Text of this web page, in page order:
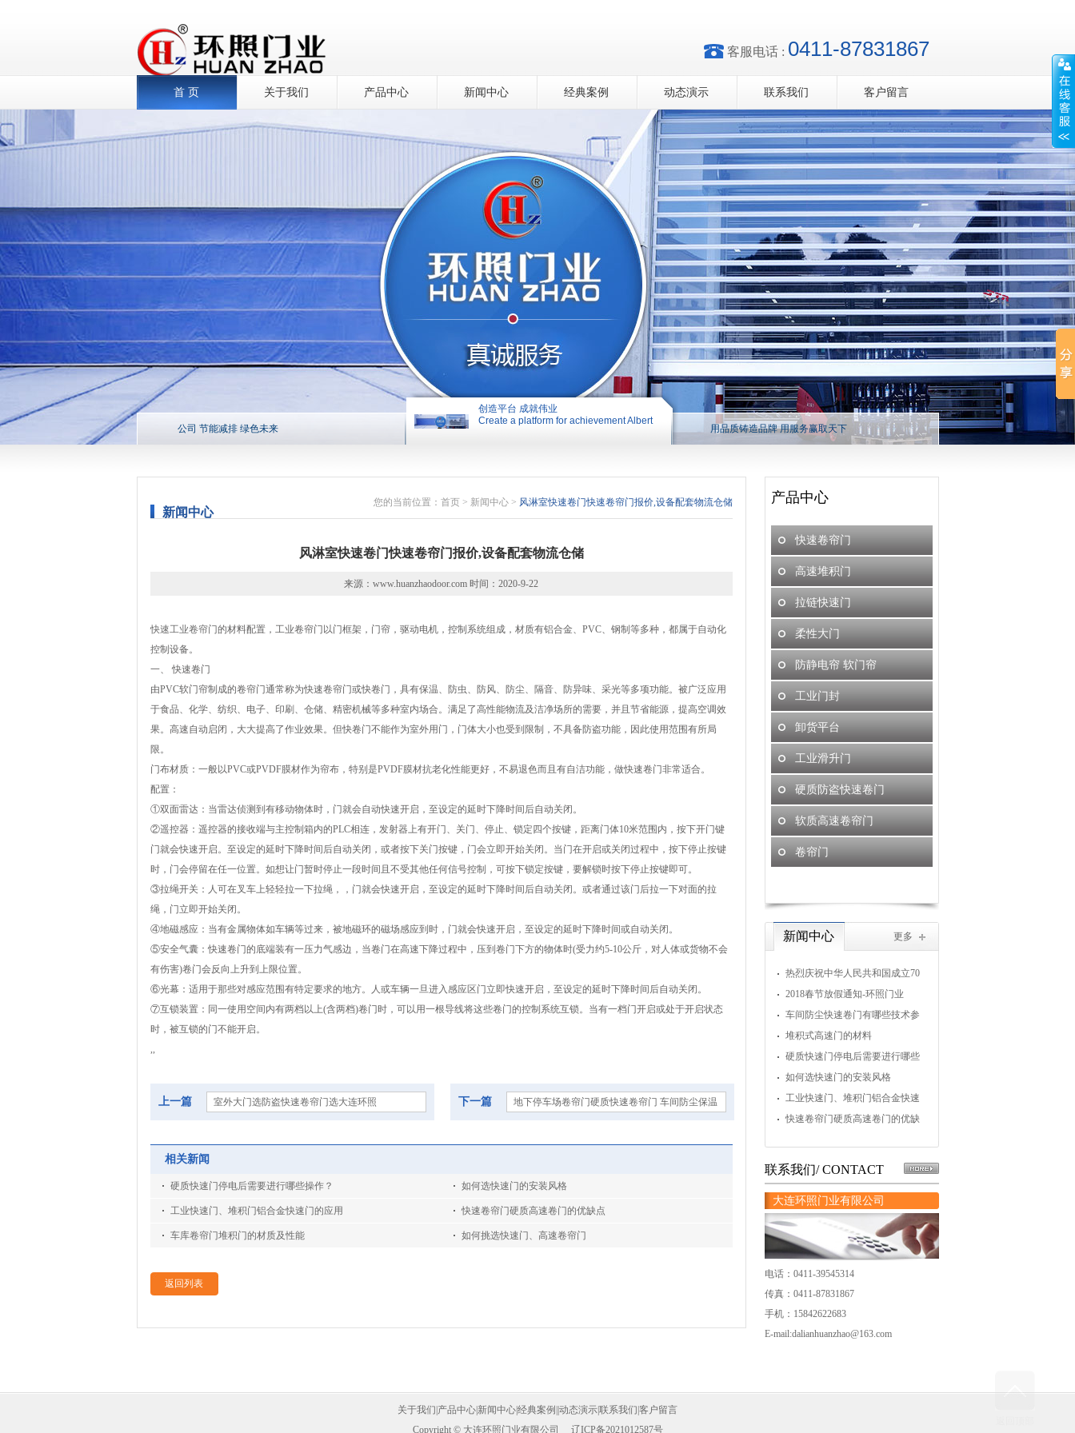
客服电话 : 0411-87831867
首 页 关于我们 产品中心 新闻中心 经典案例 动态演示 联系我们 客户留言
公司 节能减排 绿色未来 创造平台 成就伟业
创造平台 成就伟业
Create a platform for achievement Albert
用品质铸造品牌 用服务赢取天下
新闻中心
您的当前位置： 首页> 新闻中心> 风淋室快速卷门快速卷帘门报价,设备配套物流仓储
风淋室快速卷门快速卷帘门报价,设备配套物流仓储
来源：www.huanzhaodoor.com 时间：2020-9-22
快速工业卷帘门的材料配置，工业卷帘门以门框架，门帘，驱动电机，控制系统组成，材质有铝合金、PVC、钢制等多种，都属于自动化
控制设备。
一、 快速卷门
由PVC软门帘制成的卷帘门通常称为快速卷帘门或快卷门，具有保温、防虫、防风、防尘、隔音、防异味、采光等多项功能。被广泛应用
于食品、化学、纺织、电子、印刷、仓储、精密机械等多种室内场合。满足了高性能物流及洁净场所的需要，并且节省能源，提高空调效
果。高速自动启闭，大大提高了作业效果。但快卷门不能作为室外用门，门体大小也受到限制，不具备防盗功能，因此使用范围有所局
限。
门布材质：一般以PVC或PVDF膜材作为帘布，特别是PVDF膜材抗老化性能更好，不易退色而且有自洁功能，做快速卷门非常适合。
配置：
①双面雷达：当雷达侦测到有移动物体时，门就会自动快速开启，至设定的延时下降时间后自动关闭。
②遥控器：遥控器的接收端与主控制箱内的PLC相连，发射器上有开门、关门、停止、锁定四个按键，距离门体10米范围内，按下开门键
门就会快速开启。至设定的延时下降时间后自动关闭，或者按下关门按键，门会立即开始关闭。当门在开启或关闭过程中，按下停止按键
时，门会停留在任一位置。如想让门暂时停止一段时间且不受其他任何信号控制，可按下锁定按键，要解锁时按下停止按键即可。
③拉绳开关：人可在叉车上轻轻拉一下拉绳，，门就会快速开启，至设定的延时下降时间后自动关闭。或者通过该门后拉一下对面的拉
绳，门立即开始关闭。
④地磁感应：当有金属物体如车辆等过来，被地磁环的磁场感应到时，门就会快速开启，至设定的延时下降时间或自动关闭。
⑤安全气囊：快速卷门的底端装有一压力气感边，当卷门在高速下降过程中，压到卷门下方的物体时(受力约5-10公斤，对人体或货物不会
有伤害)卷门会反向上升到上限位置。
⑥光幕：适用于那些对感应范围有特定要求的地方。人或车辆一旦进入感应区门立即快速开启，至设定的延时下降时间后自动关闭。
⑦互锁装置：同一使用空间内有两档以上(含两档)卷门时，可以用一根导线将这些卷门的控制系统互锁。当有一档门开启或处于开启状态
时，被互锁的门不能开启。
,,
上一篇 室外大门选防盗快速卷帘门选大连环照 下一篇 地下停车场卷帘门硬质快速卷帘门 车间防尘保温
相关新闻
硬质快速门停电后需要进行哪些操作？ 如何选快速门的安装风格
工业快速门、堆积门铝合金快速门的应用 快速卷帘门硬质高速卷门的优缺点
车库卷帘门堆积门的材质及性能 如何挑选快速门、高速卷帘门
返回列表
产品中心
快速卷帘门
高速堆积门
拉链快速门
柔性大门
防静电帘 软门帘
工业门封
卸货平台
工业滑升门
硬质防盗快速卷门
软质高速卷帘门
卷帘门
新闻中心 更多
热烈庆祝中华人民共和国成立70
周年
2018春节放假通知-环照门业
车间防尘快速卷门有哪些技术参
数
堆积式高速门的材料
硬质快速门停电后需要进行哪些
操作？
如何选快速门的安装风格
工业快速门、堆积门铝合金快速
门的应用
快速卷帘门硬质高速卷门的优缺
联系我们/ CONTACT
大连环照门业有限公司
电话：0411-39545314
传真：0411-87831867
手机：15842622683
E-mail:dalianhuanzhao@163.com
关于我们 产品中心 新闻中心经典案例 动态演示联系我们 客户留言
Copyright © 大连环照门业有限公司 辽ICP备2021012587号